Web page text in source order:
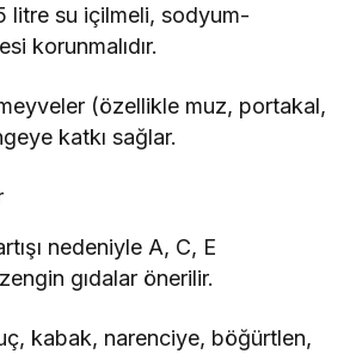
litre su içilmeli, sodyum-
korunmalıdır.
(özellikle muz, portakal,
katkı sağlar.
nedeniyle A, C, E
gıdalar önerilir.
kabak, narenciye, böğürtlen,